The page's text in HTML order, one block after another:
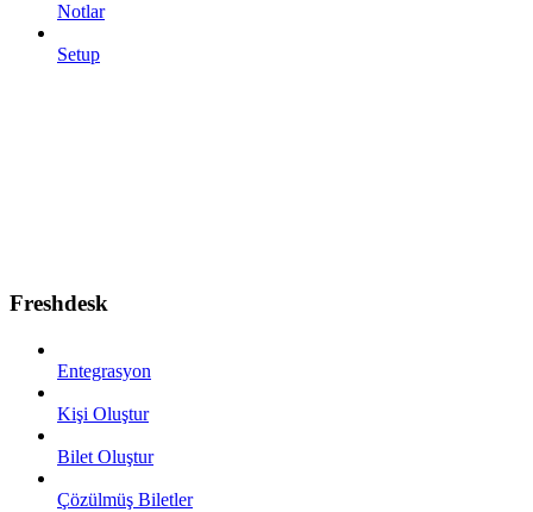
Notlar
Setup
Freshdesk
Entegrasyon
Kişi Oluştur
Bilet Oluştur
Çözülmüş Biletler